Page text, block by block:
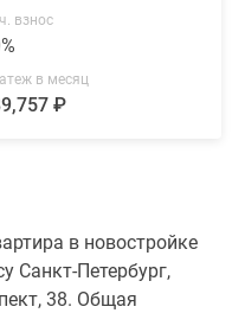
взнос
в месяц
₽
в новостройке
Санкт-Петербург,
38. Общая